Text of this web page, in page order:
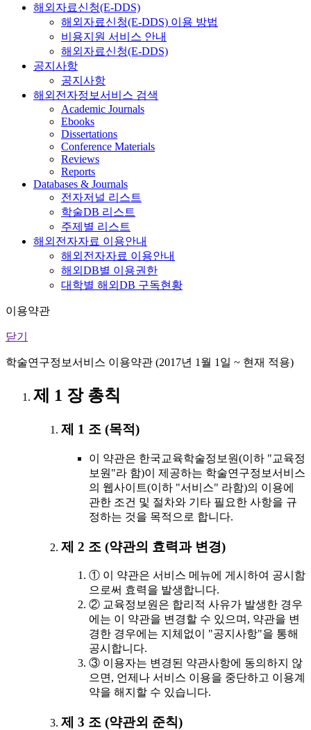
해외자료신청(E-DDS)
해외자료신청(E-DDS) 이용 방법
비용지원 서비스 안내
해외자료신청(E-DDS)
공지사항
공지사항
해외전자정보서비스 검색
Academic Journals
Ebooks
Dissertations
Conference Materials
Reviews
Reports
Databases & Journals
전자저널 리스트
학술DB 리스트
주제별 리스트
해외전자자료 이용안내
해외전자자료 이용안내
해외DB별 이용권한
대학별 해외DB 구독현황
이용약관
닫기
학술연구정보서비스 이용약관 (2017년 1월 1일 ~ 현재 적용)
제 1 장 총칙
제 1 조 (목적)
이 약관은 한국교육학술정보원(이하 "교육정
보원"라 함)이 제공하는 학술연구정보서비스
의 웹사이트(이하 "서비스" 라함)의 이용에
관한 조건 및 절차와 기타 필요한 사항을 규
정하는 것을 목적으로 합니다.
제 2 조 (약관의 효력과 변경)
① 이 약관은 서비스 메뉴에 게시하여 공시함
으로써 효력을 발생합니다.
② 교육정보원은 합리적 사유가 발생한 경우
에는 이 약관을 변경할 수 있으며, 약관을 변
경한 경우에는 지체없이 "공지사항"을 통해
공시합니다.
③ 이용자는 변경된 약관사항에 동의하지 않
으면, 언제나 서비스 이용을 중단하고 이용계
약을 해지할 수 있습니다.
제 3 조 (약관외 준칙)